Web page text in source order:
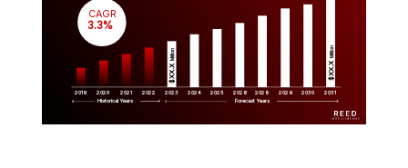
2019 2020 2021 2022 2023 2024 2025 2026 2028 2029 2030 2031
$XX.X
Million
$XX.X
Million
CAGR
3.3%
Historical Years Forecast Years